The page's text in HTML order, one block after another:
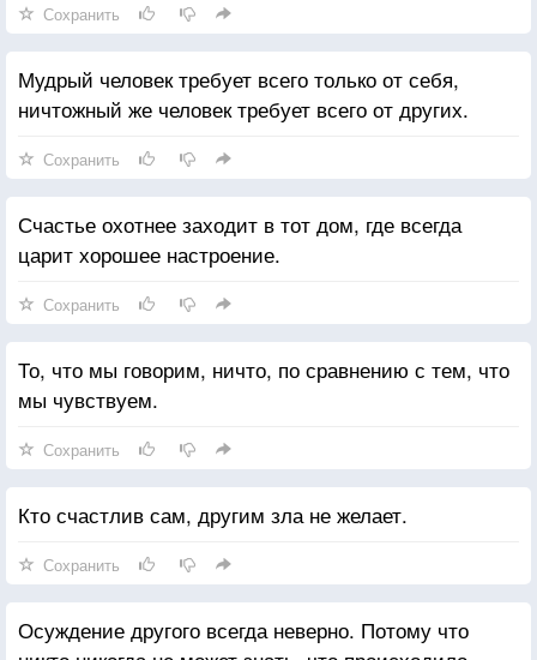
Сохранить
Мудрый человек требует всего только от себя,
ничтожный же человек требует всего от других.
Сохранить
Счастье охотнее заходит в тот дом, где всегда
царит хорошее настроение.
Сохранить
То, что мы говорим, ничто, по сравнению с тем, что
мы чувствуем.
Сохранить
Кто счастлив сам, другим зла не желает.
Сохранить
Осуждение другого всегда неверно. Потому что